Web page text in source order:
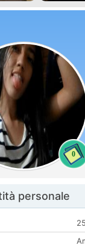
0
personale